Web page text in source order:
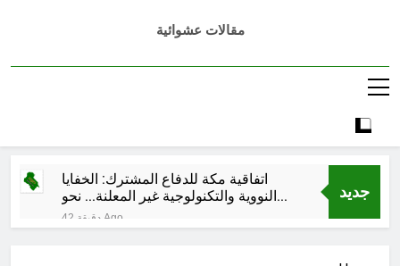
مقالات عشوائية
جديد
اتفاقية مكة للدفاع المشترك: الخفايا
النووية والتكنولوجية غير المعلنة… نحو
هندسة ردع جديدة في الشرق الأوسط ؟
42 دقيقة Ago